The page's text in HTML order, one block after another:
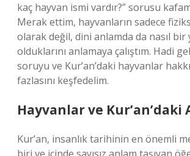
kaç hayvan ismi vardır?” sorusu
Merak ettim, hayvanların sadece
olarak değil, dini anlamda da nasıl bir
olduklarını anlamaya çalıştım. Hadi
soruyu ve Kur’an’daki hayvanlar
fazlasını keşfedelim.
Hayvanlar ve Kur’an’daki
Kur’an, insanlık tarihinin en önemli